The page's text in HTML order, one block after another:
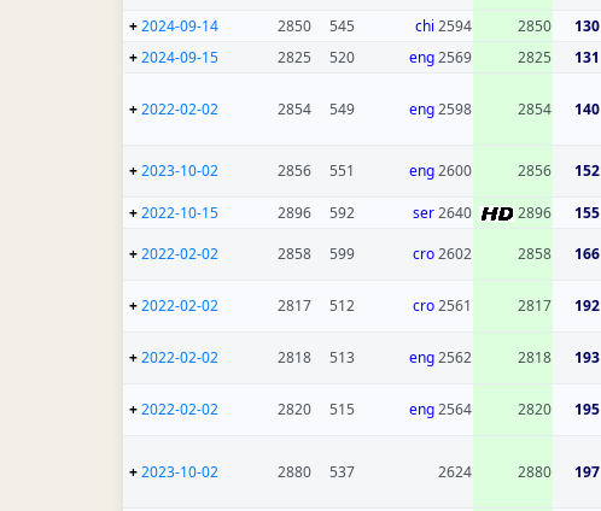
130
2850
2594
chi
545
2850
2024-09-14
+
131
2825
2569
eng
520
2825
2024-09-15
+
140
2854
2598
eng
549
2854
2022-02-02
+
152
2856
2600
eng
551
2856
2023-10-02
+
155
2896
2640
ser
592
2896
2022-10-15
+
166
2858
2602
cro
599
2858
2022-02-02
+
192
2817
2561
cro
512
2817
2022-02-02
+
193
2818
2562
eng
513
2818
2022-02-02
+
195
2820
2564
eng
515
2820
2022-02-02
+
197
2880
2624
537
2880
2023-10-02
+